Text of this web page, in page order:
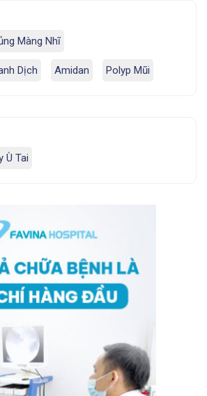
Màng Nhĩ
Dịch Amidan Polyp Mũi
Ù Tai